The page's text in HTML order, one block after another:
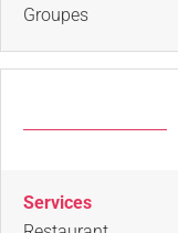
Groupes
Services